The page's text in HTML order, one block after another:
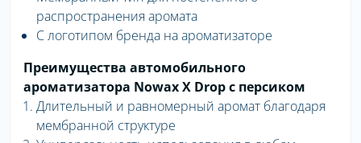
распространения аромата
С логотипом бренда на ароматизаторе
Преимущества автомобильного
ароматизатора Nowax X Drop с персиком
Длительный и равномерный аромат благодаря
мембранной структуре